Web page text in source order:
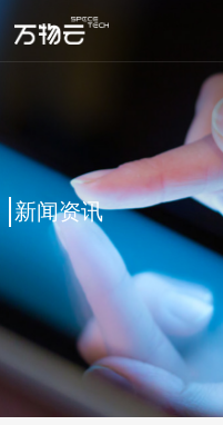
新闻资讯